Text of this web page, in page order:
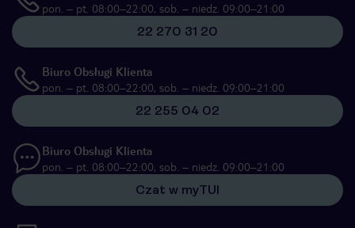
pon. – pt. 08:00–22:00, sob. – niedz. 09:00–21:00
22 270 31 20
Biuro Obsługi Klienta
pon. – pt. 08:00–22:00, sob. – niedz. 09:00–21:00
22 255 04 02
Biuro Obsługi Klienta
pon. – pt. 08:00–22:00, sob. – niedz. 09:00–21:00
Czat w myTUI